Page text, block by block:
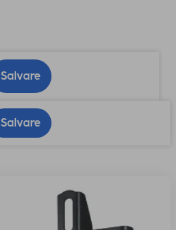
Salvare
Salvare